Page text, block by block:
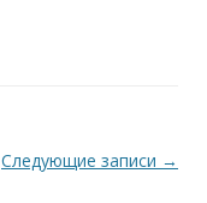
Следующие записи →